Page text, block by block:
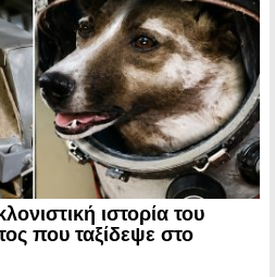
ιστορία του
που ταξίδεψε στο